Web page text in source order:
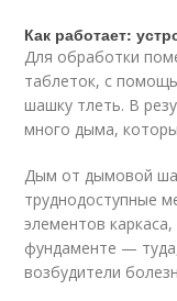
Как работает:
Для обработки
таблеток, с
шашку тлеть. В
много дыма,
Дым от дымовой
труднодоступные
элементов
фундаменте —
возбудители